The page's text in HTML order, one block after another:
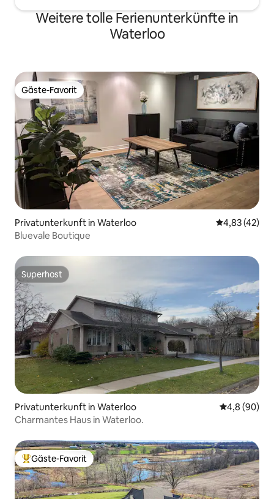
Weitere tolle Ferienunterkünfte in
Waterloo
Gäste-Favorit
Gäste-Favorit
Privatunterkunft in Waterloo
4,83 (42)
Bluevale Boutique
Superhost
Superhost
Privatunterkunft in Waterloo
4,8 (90)
Charmantes Haus in Waterloo.
Beliebter Gäste-Favorit.
Gäste-Favorit